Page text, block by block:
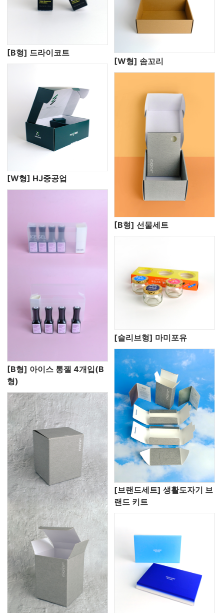
[B형] 드라이코트
[W형] 솜꼬리
[W형] HJ중공업
[B형] 선물세트
[B형] 아이스 통젤 4개입(B
형)
[슬리브형] 마미포유
[브랜드세트] 생활도자기 브
랜드 키트